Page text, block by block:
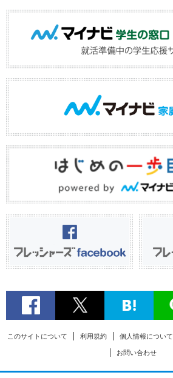
このサイトについて 利用規約 個人情報について
お問い合わせ